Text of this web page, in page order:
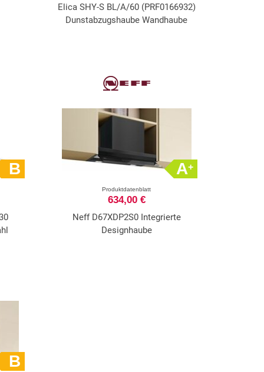
Elica SHY-S BL/A/60 (PRF0166932)
Dunstabzugshaube Wandhaube
B A+
Produktdatenblatt
634,00 €
Neff D67XDP2S0 Integrierte
Designhaube
B